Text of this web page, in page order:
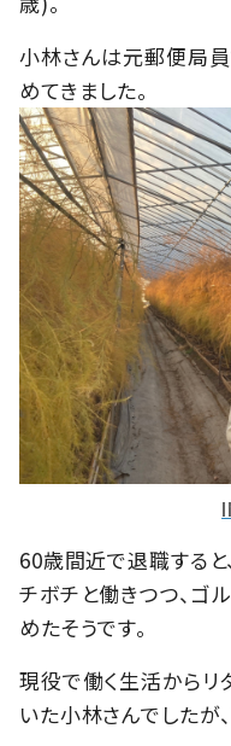
小林さんは元郵便局
めてきました。
60歳間近で退職すると
チボチと働きつつ、ゴ
めたそうです。
現役で働く生活からリ
いた小林さんでしたが